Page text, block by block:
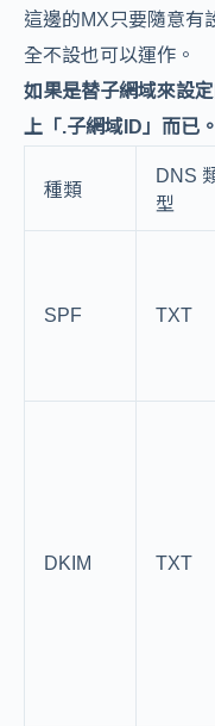
這邊的MX只要隨意有
全不設也可以運作。
如果是替子網域來設
上「.子網域ID」而已。
種類
DNS
型
SPF TXT
DKIM TXT